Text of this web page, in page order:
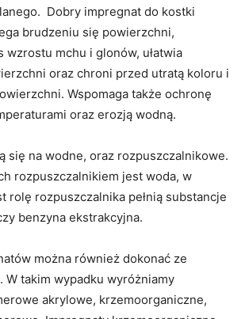
Dobry impregnat do kostki
brudzeniu się powierzchni,
wzrostu mchu i glonów, ułatwia
oraz chroni przed utratą koloru i
Wspomaga także ochronę
oraz erozją wodną.
się na wodne, oraz rozpuszczalnikowe.
rozpuszczalnikiem jest woda, w
rolę rozpuszczalnika pełnią substancje
benzyna ekstrakcyjna.
można również dokonać ze
W takim wypadku wyróżniamy
akrylowe, krzemoorganiczne,